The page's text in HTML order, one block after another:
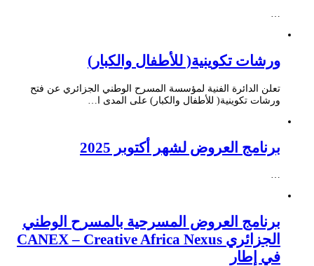
ورشات تكوينية( للأطفال والكبار)
تعلن الدائرة الفنية لمؤسسة المسرح الوطني الجزائري عن فتح
ورشات تكوينية( للأطفال والكبار) على المدى ا…
برنامج العروض لشهر أكتوبر 2025
برنامج العروض المسرحية بالمسرح الوطني
الجزائري CANEX – Creative Africa Nexus
في إطار